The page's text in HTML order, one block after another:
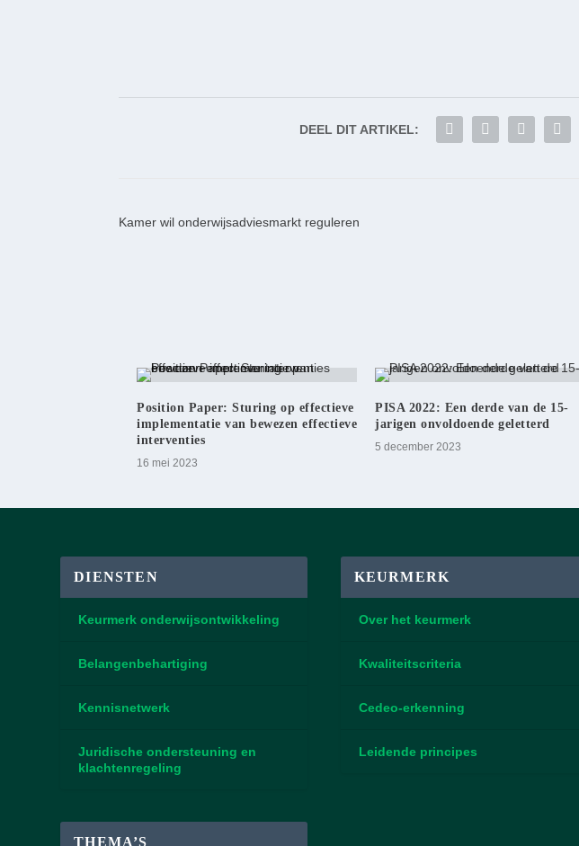
DEEL DIT ARTIKEL:
Kamer wil onderwijsadviesmarkt reguleren
Position Paper: Sturing op effectieve
implementatie van bewezen effectieve
interventies
16 mei 2023
PISA 2022: Een derde van de 15-
jarigen onvoldoende geletterd
5 december 2023
DIENSTEN
Keurmerk onderwijsontwikkeling
Belangenbehartiging
Kennisnetwerk
Juridische ondersteuning en
klachtenregeling
THEMA’S
KEURMERK
Over het keurmerk
Kwaliteitscriteria
Cedeo-erkenning
Leidende principes